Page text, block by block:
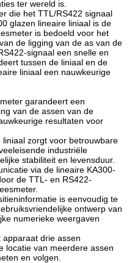
ter wereld is.
die het TTL/RS422 signaal
glazen lineaire liniaal is de
is bedoeld voor het
de ligging van de as van de
signaal een snelle en
tussen de liniaal en de
liniaal een nauwkeurige
garandeert een
van de assen van de
resultaten voor
zorgt voor betrouwbare
industriële
stabiliteit en levensduur.
via de lineaire KA300-
de TTL- en RS422-
is eenvoudig te
ontwerp van
numerieke weergaven
drie assen
locatie van meerdere assen
en volgen.